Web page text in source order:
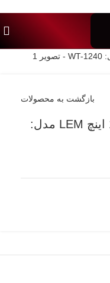
بازگشت به محصولات
بلندگو خام بدون محفظه 12 اینچ LEM مدل: